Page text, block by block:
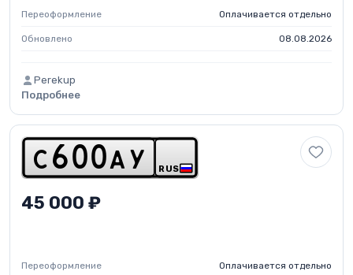
Переоформление Оплачивается отдельно
Обновлено 08.08.2026
Perekup
Подробнее
c 6 0 0 a y RUS
45 000 ₽
Переоформление Оплачивается отдельно